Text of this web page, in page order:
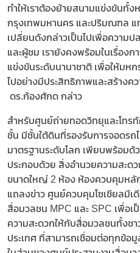
ทำให้เราต้องย้ายสนามแข่งขันทั้
กรุงเทพมหานคร และปริมณฑล
เปลี่ยนดังกล่าวเป็นไปเพื่อความ
และผู้ชม เรายังคงพร้อมในเรื่องก
แข่งขันระดับนานาชาติ เพื่อให้มห
ไปอย่างมีประสิทธิภาพและสร้างค
ดร.ก้องศักด กล่าว
สำหรับศูนย์ถ่ายทอดวิทยุและโทร
ชั้น มีชั้นใต้ดินที่รองรับการจอดร
มาตรฐานระดับโลก เพียบพร้อมด้
ประกอบด้วย สิ่งอำนวยความสะด
ขนาดใหญ่ 2 ห้อง ห้องควบคุมหลั
แถลงข่าว ศูนย์ควบคุมโซเชียลมีเ
สื่อมวลชน MPC และ SPC เพื่อ
ความสะดวกให้กับสื่อมวลชนทั้งชา
ประเทศ ที่สามารถเชื่อมต่อทุกข้อ